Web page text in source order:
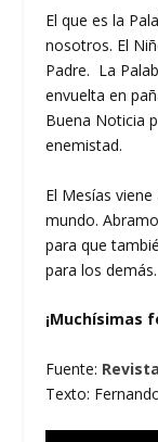
El que es la
nosotros. El
Padre. La
envuelta en
Buena Noticia
enemistad.
El Mesías
mundo.
para que
para los demás.
¡Muchísimas
Fuente:
Texto: